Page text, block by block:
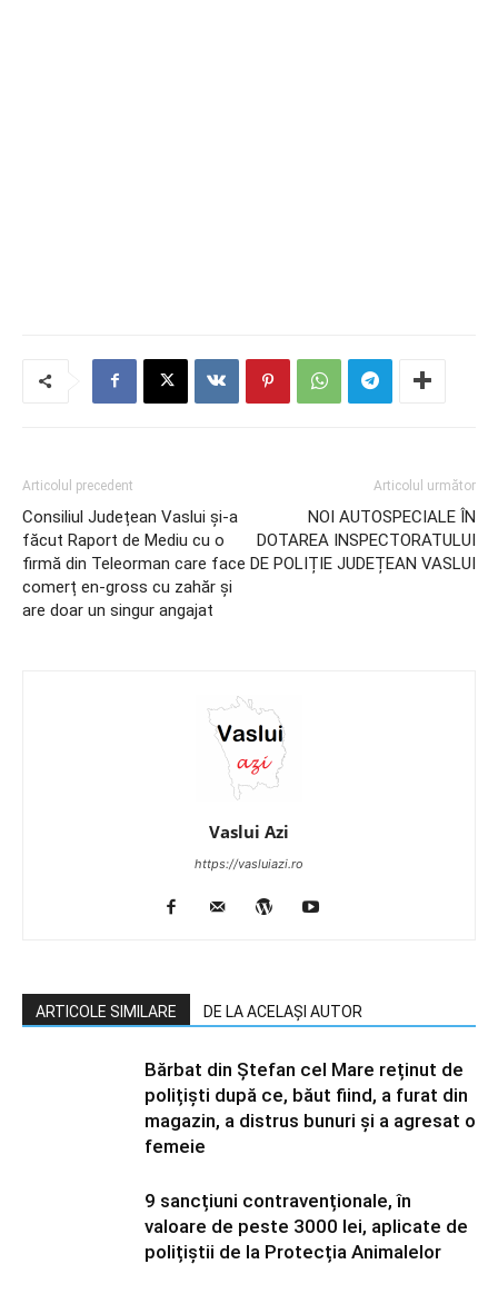
Articolul precedent
Consiliul Județean Vaslui și-a
făcut Raport de Mediu cu o
firmă din Teleorman care face
comerț en-gross cu zahăr și
are doar un singur angajat
Articolul următor
NOI AUTOSPECIALE ÎN
DOTAREA INSPECTORATULUI
DE POLIȚIE JUDEȚEAN VASLUI
Vaslui Azi
https://vasluiazi.ro
ARTICOLE SIMILARE DE LA ACELAȘI AUTOR
Bărbat din Ștefan cel Mare reținut de
polițiști după ce, băut fiind, a furat din
magazin, a distrus bunuri și a agresat o
femeie
9 sancțiuni contravenționale, în
valoare de peste 3000 lei, aplicate de
polițiștii de la Protecția Animalelor